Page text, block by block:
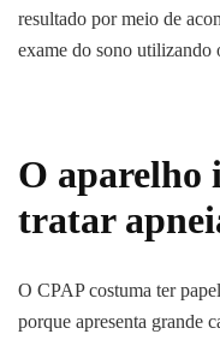
resultado por meio de
exame do sono utilizando
O aparelho
tratar
O CPAP costuma ter
porque apresenta grande